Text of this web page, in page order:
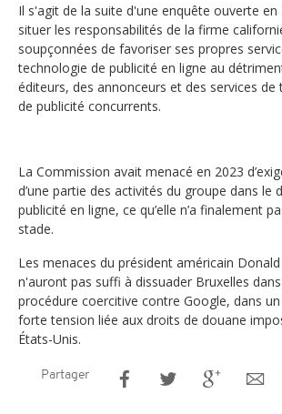
Il s'agit de la suite d'une enquête ouverte en
situer les responsabilités de la firme
soupçonnées de favoriser ses propres
technologie de publicité en ligne au
éditeurs, des annonceurs et des services de
de publicité concurrents.
La Commission avait menacé en 2023
d’une partie des activités du groupe dans le
publicité en ligne, ce qu’elle n’a finalement
stade.
Les menaces du président américain
n'auront pas suffi à dissuader Bruxelles
procédure coercitive contre Google, dans
forte tension liée aux droits de douane
États-Unis.
Partager